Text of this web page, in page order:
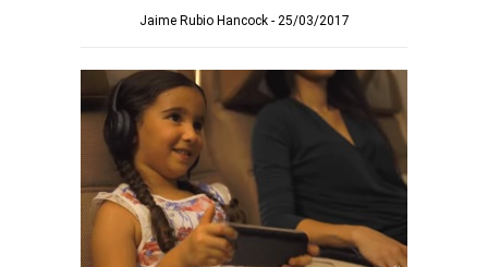
Jaime Rubio Hancock 25/03/2017